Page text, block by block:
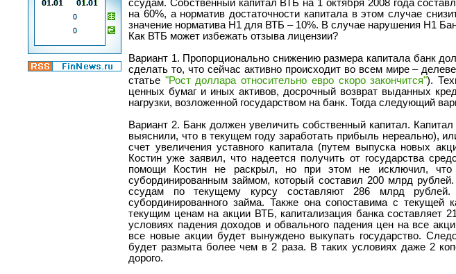
ссудам. Собственный капитал ВТБ на 1 октября 2008 года
на 60%, а норматив достаточности капитала в этом случае
значение норматива Н1 для ВТБ – 10%. В случае нарушения Н1
Как ВТБ может избежать отзыва лицензии?
Вариант 1. Пропорционально снижению размера капитала банк
сделать то, что сейчас активно происходит во всем мире –
статье "Рост доллара относительно евро скоро закончится").
ценных бумаг и иных активов, досрочный возврат выданных
нагрузки, возложенной государством на банк. Тогда следующий
Вариант 2. Банк должен увеличить собственный капитал.
выяснили, что в текущем году заработать прибыль нереально),
счет увеличения уставного капитала (путем выпуска новых
Костин уже заявил, что надеется получить от государства
помощи Костин не раскрыл, но при этом не исключил,
субординированным займом, который составил 200 млрд
ссудам по текущему курсу составляют 286 млрд
субординированного займа. Также она сопоставима с
текущим ценам на акции ВТБ, капитализация банка составляет
условиях падения доходов и обвального падения цен на все
все новые акции будет вынуждено выкупать государство.
будет размыта более чем в 2 раза. В таких условиях даже 2
дорого.